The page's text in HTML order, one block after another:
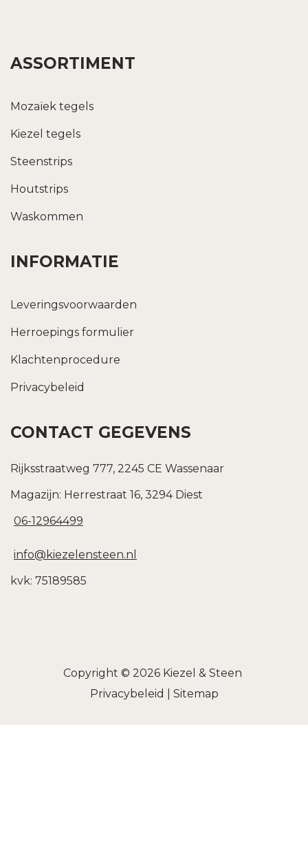
ASSORTIMENT
Mozaïek tegels
Kiezel tegels
Steenstrips
Houtstrips
Waskommen
INFORMATIE
Leveringsvoorwaarden
Herroepings formulier
Klachtenprocedure
Privacybeleid
CONTACT GEGEVENS
Rijksstraatweg 777, 2245 CE Wassenaar
Magazijn: Herrestraat 16, 3294 Diest
06-12964499
info@kiezelensteen.nl
kvk: 75189585
Copyright © 2026 Kiezel & Steen
Privacybeleid
Sitemap